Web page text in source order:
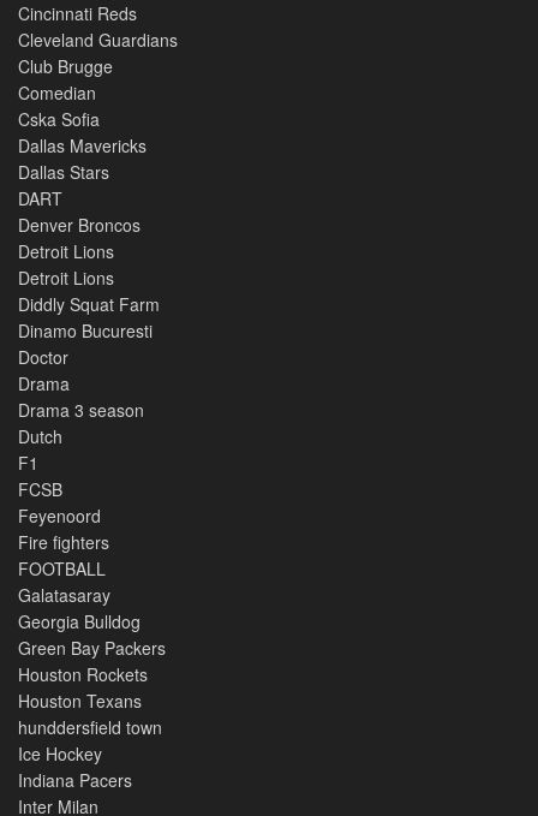
Cincinnati Reds
Cleveland Guardians
Club Brugge
Comedian
Cska Sofia
Dallas Mavericks
Dallas Stars
DART
Denver Broncos
Detroit Lions
Detroit Lions
Diddly Squat Farm
Dinamo Bucuresti
Doctor
Drama
Drama 3 season
Dutch
F1
FCSB
Feyenoord
Fire fighters
FOOTBALL
Galatasaray
Georgia Bulldog
Green Bay Packers
Houston Rockets
Houston Texans
hunddersfield town
Ice Hockey
Indiana Pacers
Inter Milan